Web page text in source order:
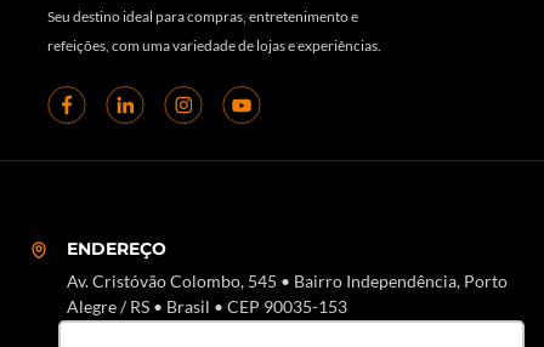
Seu destino ideal para compras, entretenimento e
refeições, com uma variedade de lojas e experiências.
ENDEREÇO
Av. Cristóvão Colombo, 545 • Bairro Independência, Porto
Alegre / RS • Brasil • CEP 90035-153